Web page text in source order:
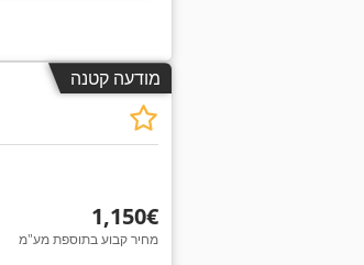
מודעה קטנה
‏1,150 ‏€
מחיר קבוע בתוספת מע"מ